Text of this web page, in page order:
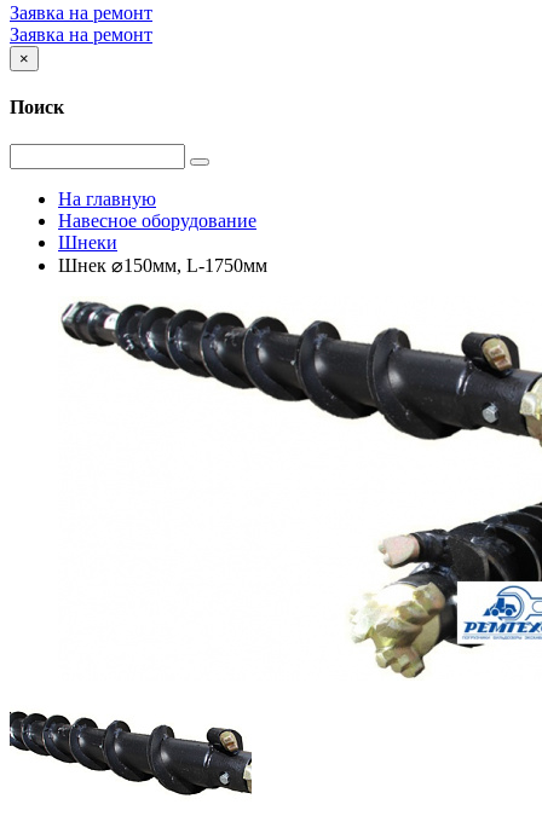
Заявка на ремонт
Заявка на ремонт
×
Поиск
На главную
Навесное оборудование
Шнеки
Шнек ⌀150мм, L-1750мм